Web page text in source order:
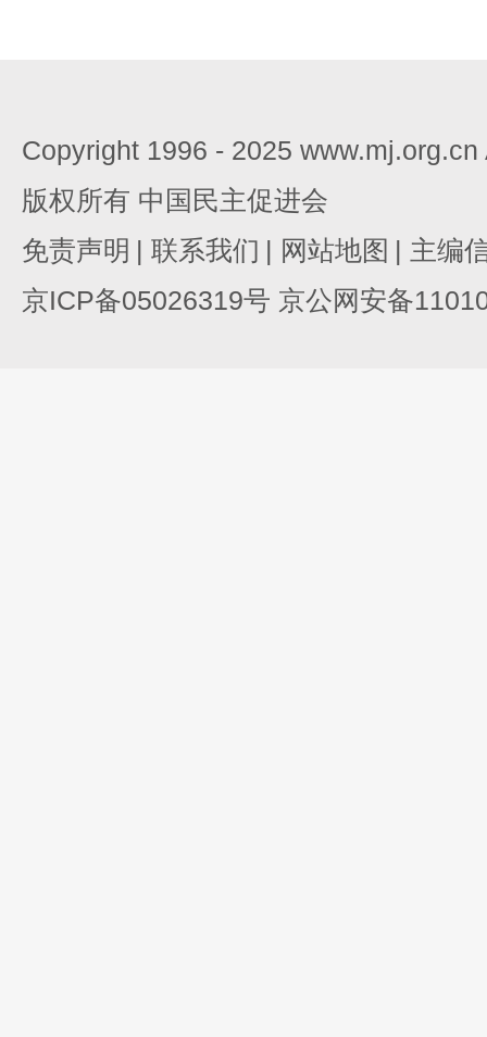
Copyright 1996 - 2025
版权所有 中国民主促进会
免责声明 | 联系我们 | 网站地图 | 主编
京ICP备05026319号 京公网安备